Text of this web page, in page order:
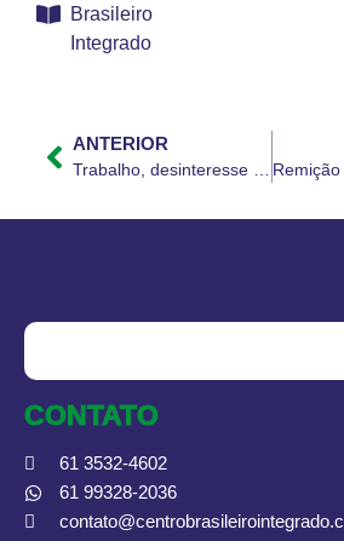
Brasileiro
Integrado
ANTERIOR
Trabalho, desinteresse e gravidez tiram 9 milhões de jovens da escola
CONTATO
61 3532-4602
61 99328-2036